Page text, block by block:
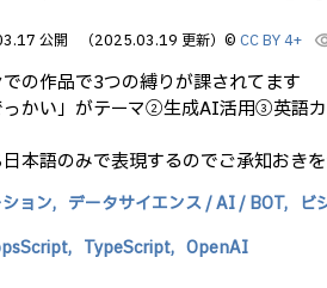
公開 （2025.03.19 更新） © CC BY 4+
の作品で3つの縛りが課されてます
かい」がテーマ②生成AI活用③英語
本語のみで表現するのでご承知お
ョン, データサイエンス / AI / BOT, ビ
TypeScript, OpenAI